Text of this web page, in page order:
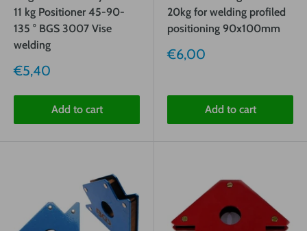
11 kg Positioner 45-90-
135 ° BGS 3007 Vise
welding
Sale
€5,40
Add to cart
20kg for welding profiled
positioning 90x100mm
Sale
€6,00
Add to cart